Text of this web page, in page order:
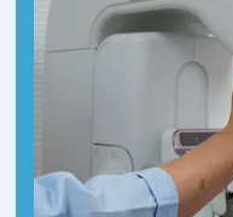
при наличии
Копрограмма
крови в кале);
УЗИ;
КТ с